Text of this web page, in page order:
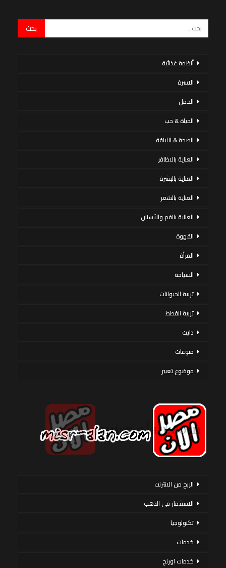
أنظمة غذائية
الاسرة
الحمل
الحياة & حب
الصحة & اللياقة
العناية بالاظافر
العناية بالبشرة
العناية بالشعر
العناية بالفم والأسنان
القهوة
المرأة
السياحة
تربية الحيوانات
تربية القطط
دايت
منوعات
موضوع تعبير
الربح من الانترنت
الاستثمار فى الذهب
تكنولوجيا
خدمات
خدمات اورنج